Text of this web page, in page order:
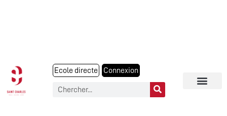
Ecole directe Connexion